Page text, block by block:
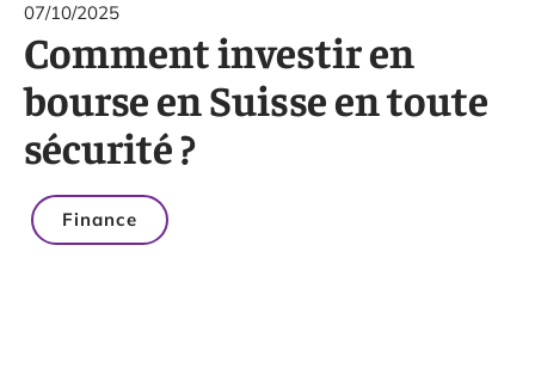
07/10/2025
Comment investir en
bourse en Suisse en toute
sécurité ?
Finance